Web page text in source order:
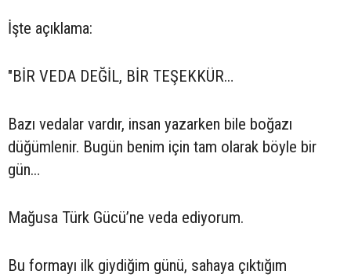
İşte açıklama:
"BİR VEDA DEĞİL, BİR TEŞEKKÜR…
Bazı vedalar vardır, insan yazarken bile boğazı
düğümlenir. Bugün benim için tam olarak böyle bir
gün…
Mağusa Türk Gücü’ne veda ediyorum.
Bu formayı ilk giydiğim günü, sahaya çıktığım